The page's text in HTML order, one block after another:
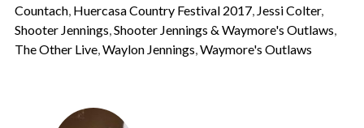
Countach, Huercasa Country Festival 2017, Jessi Colter,
Shooter Jennings Shooter Jennings & Waymore's Outlaws
The Other Live, Waylon Jennings Waymore's Outlaws